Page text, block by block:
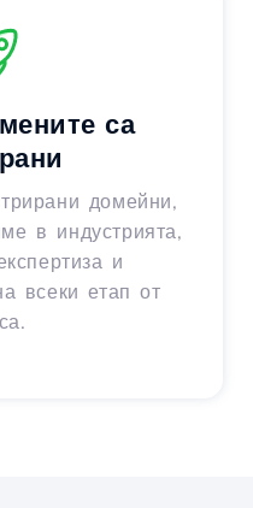
са
домейни,
в индустрията,
и
всеки етап от